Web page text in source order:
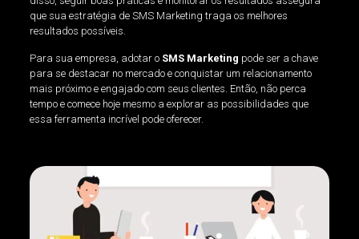
que sua estratégia de SMS Marketing traga os melhores
resultados possíveis.
Para sua empresa, adotar o SMS Marketing pode ser a chave
para se destacar no mercado e conquistar um relacionamento
mais próximo e engajado com seus clientes. Então, não perca
tempo e comece hoje mesmo a explorar as possibilidades que
essa ferramenta incrível pode oferecer.